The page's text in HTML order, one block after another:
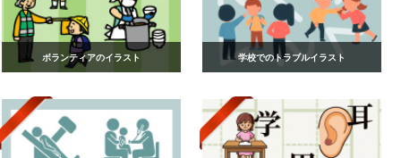
ボランティアのイラスト 学校でのトラブルイラスト